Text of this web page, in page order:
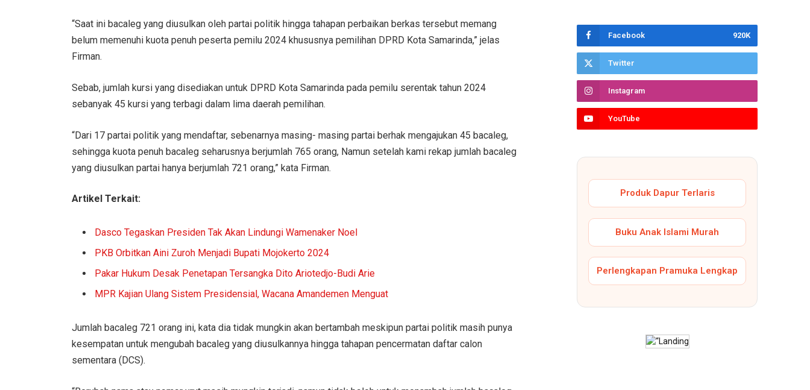
“Saat ini bacaleg yang diusulkan oleh partai politik hingga tahapan perbaikan berkas tersebut memang
belum memenuhi kuota penuh peserta pemilu 2024 khususnya pemilihan DPRD Kota Samarinda,” jelas
Firman.
Sebab, jumlah kursi yang disediakan untuk DPRD Kota Samarinda pada pemilu serentak tahun 2024
sebanyak 45 kursi yang terbagi dalam lima daerah pemilihan.
“Dari 17 partai politik yang mendaftar, sebenarnya masing- masing partai berhak mengajukan 45 bacaleg,
sehingga kuota penuh bacaleg seharusnya berjumlah 765 orang, Namun setelah kami rekap jumlah bacaleg
yang diusulkan partai hanya berjumlah 721 orang,” kata Firman.
Artikel Terkait:
Dasco Tegaskan Presiden Tak Akan Lindungi Wamenaker Noel
PKB Orbitkan Aini Zuroh Menjadi Bupati Mojokerto 2024
Pakar Hukum Desak Penetapan Tersangka Dito Ariotedjo-Budi Arie
MPR Kajian Ulang Sistem Presidensial, Wacana Amandemen Menguat
Jumlah bacaleg 721 orang ini, kata dia tidak mungkin akan bertambah meskipun partai politik masih punya
kesempatan untuk mengubah bacaleg yang diusulkannya hingga tahapan pencermatan daftar calon
sementara (DCS).
Facebook 920K
Twitter
Instagram
YouTube
Produk Dapur Terlaris
Buku Anak Islami Murah
Perlengkapan Pramuka Lengkap